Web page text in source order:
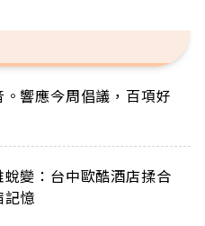
響應今周倡議，百項好
變：台中歐酷酒店揉合
憶